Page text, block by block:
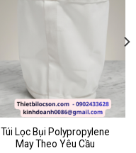
Túi Lọc Bụi Polypropylene
May Theo Yêu Cầu